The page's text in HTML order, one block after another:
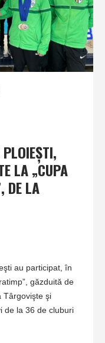
LA „CUPA
DE LA
au participat, în
găzduită de
Târgovişte şi
de la 36 de cluburi